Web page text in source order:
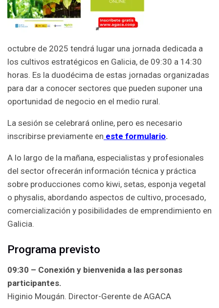
octubre de 2025 tendrá lugar una jornada dedicada a
los cultivos estratégicos en Galicia, de 09:30 a 14:30
horas. Es la duodécima de estas jornadas organizadas
para dar a conocer sectores que pueden suponer una
oportunidad de negocio en el medio rural.
La sesión se celebrará online, pero es necesario
inscribirse previamente en este formulario.
A lo largo de la mañana, especialistas y profesionales
del sector ofrecerán información técnica y práctica
sobre producciones como kiwi, setas, esponja vegetal
o physalis, abordando aspectos de cultivo, procesado,
comercialización y posibilidades de emprendimiento en
Galicia.
Programa previsto
09:30 – Conexión y bienvenida a las personas
participantes.
Higinio Mougán. Director-Gerente de AGACA